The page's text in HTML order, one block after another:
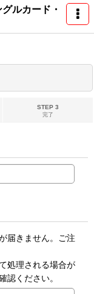
ルカード・
STEP 3
完了
届きません。ご注
処理される場合が
認ください。